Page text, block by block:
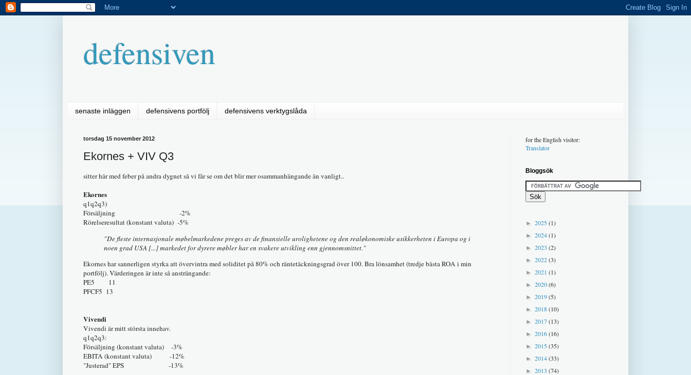
defensiven
senaste inläggen defensivens portfölj defensivens verktygslåda
torsdag 15 november 2012
Ekornes + VIV Q3
sitter här med feber på andra dygnet så vi får se om det blir mer osammanhängande än vanligt..
Ekornes
q1q2q3)
Försäljning -2%
Rörelseresultat (konstant valuta) -5%
"De fleste internasjonale møbelmarkedene preges av de finansielle urolighetene og den realøkonomiske usikkerheten i Europa og i
noen grad USA [...] markedet for dyrere møbler har en svakere utvikling enn gjennomsnittet."
Ekornes har sannerligen styrka att övervintra med soliditet på 80% och räntetäckningsgrad över 100. Bra lönsamhet (tredje bästa ROA i min
portfölj). Värderingen är inte så ansträngande:
PE5 11
PFCF5 13
Vivendi
Vivendi är mitt största innehav.
q1q2q3:
Försäljning (konstant valuta) -3%
EBITA (konstant valuta) -12%
"Justerad" EPS -13%
for the English visitor:
Translator
Bloggsök
► 2025(1)
► 2024(1)
► 2023 (2)
► 2022(3)
► 2021 (1)
► 2020(6)
► 2019(5)
► 2018(10)
► 2017(13)
► 2016(16)
► 2015(35)
► 2014(33)
► 2013 (74)